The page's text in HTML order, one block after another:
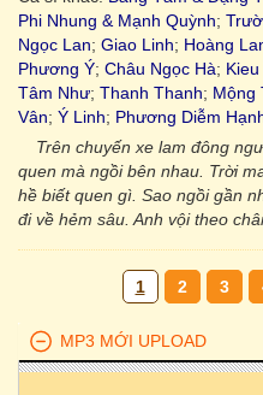
Phi Nhung & Mạnh Quỳnh;
Ngọc Lan; Giao Linh; Hoàng
Phương Ý; Châu Ngọc Hà; Kieu
Tâm Như; Thanh Thanh; Mộng
Vân; Ý Linh; Phương Diễm
Trên chuyến xe lam đông
quen mà ngồi bên nhau. Trời
hề biết quen gì. Sao ngồi gần
đi về hẻm sâu. Anh vội theo
1 2 3
MP3 MỚI UPLOAD